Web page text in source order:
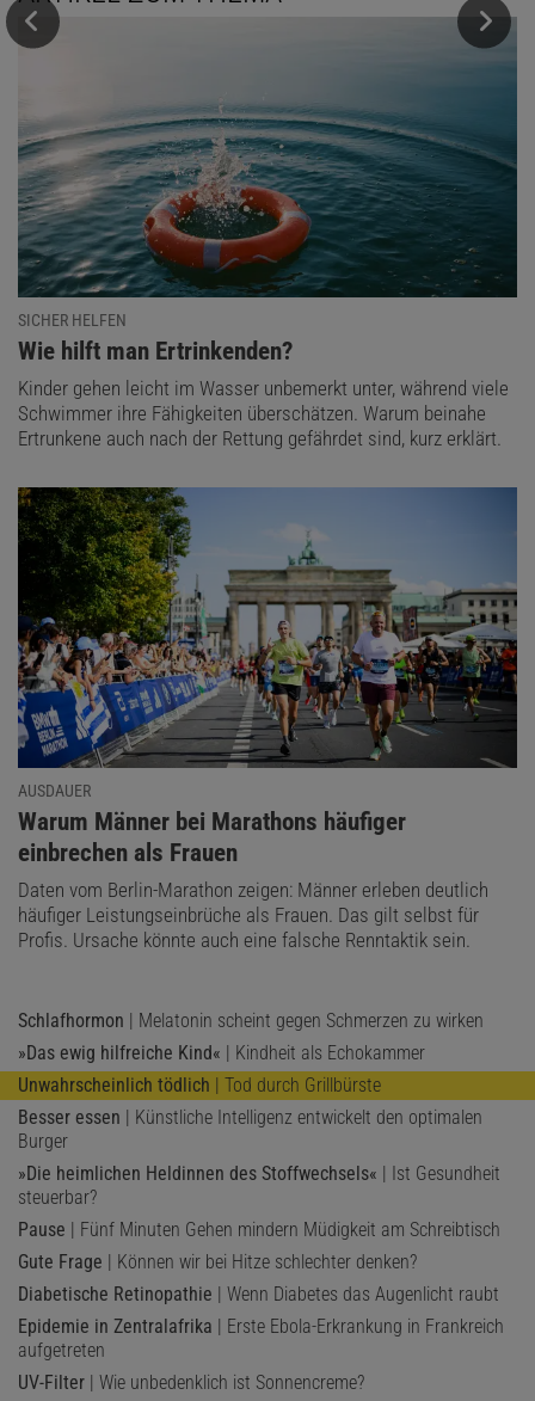
SICHER HELFEN
:
Wie hilft man Ertrinkenden?
Kinder gehen leicht im Wasser unbemerkt unter, während viele
Schwimmer ihre Fähigkeiten überschätzen. Warum beinahe
Ertrunkene auch nach der Rettung gefährdet sind, kurz erklärt.
AUSDAUER
:
Warum Männer bei Marathons häufiger
einbrechen als Frauen
Daten vom Berlin-Marathon zeigen: Männer erleben deutlich
häufiger Leistungseinbrüche als Frauen. Das gilt selbst für
Profis. Ursache könnte auch eine falsche Renntaktik sein.
Schlafhormon | Melatonin scheint gegen Schmerzen zu wirken
»Das ewig hilfreiche Kind« | Kindheit als Echokammer
Unwahrscheinlich tödlich | Tod durch Grillbürste
Besser essen | Künstliche Intelligenz entwickelt den optimalen
Burger
»Die heimlichen Heldinnen des Stoffwechsels« | Ist Gesundheit
steuerbar?
Pause | Fünf Minuten Gehen mindern Müdigkeit am Schreibtisch
Gute Frage | Können wir bei Hitze schlechter denken?
Diabetische Retinopathie | Wenn Diabetes das Augenlicht raubt
Epidemie in Zentralafrika | Erste Ebola-Erkrankung in Frankreich
aufgetreten
UV-Filter | Wie unbedenklich ist Sonnencreme?